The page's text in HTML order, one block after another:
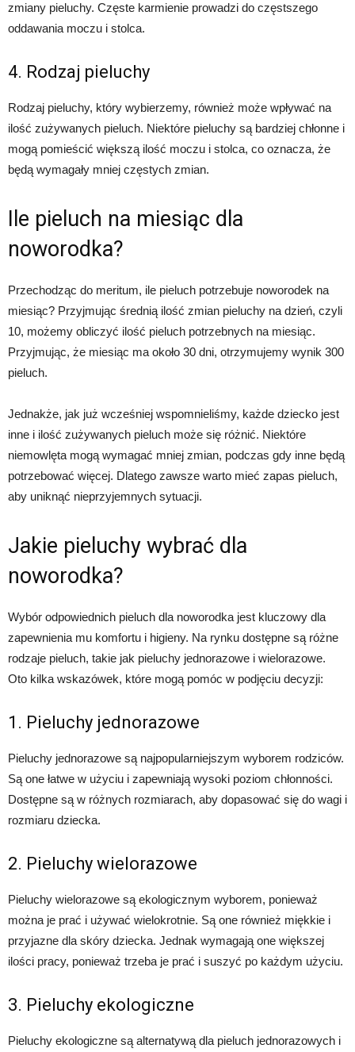
zmiany pieluchy. Częste karmienie prowadzi do częstszego
oddawania moczu i stolca.
4. Rodzaj pieluchy
Rodzaj pieluchy, który wybierzemy, również może wpływać na
ilość zużywanych pieluch. Niektóre pieluchy są bardziej chłonne i
mogą pomieścić większą ilość moczu i stolca, co oznacza, że
będą wymagały mniej częstych zmian.
Ile pieluch na miesiąc dla
noworodka?
Przechodząc do meritum, ile pieluch potrzebuje noworodek na
miesiąc? Przyjmując średnią ilość zmian pieluchy na dzień, czyli
10, możemy obliczyć ilość pieluch potrzebnych na miesiąc.
Przyjmując, że miesiąc ma około 30 dni, otrzymujemy wynik 300
pieluch.
Jednakże, jak już wcześniej wspomnieliśmy, każde dziecko jest
inne i ilość zużywanych pieluch może się różnić. Niektóre
niemowlęta mogą wymagać mniej zmian, podczas gdy inne będą
potrzebować więcej. Dlatego zawsze warto mieć zapas pieluch,
aby uniknąć nieprzyjemnych sytuacji.
Jakie pieluchy wybrać dla
noworodka?
Wybór odpowiednich pieluch dla noworodka jest kluczowy dla
zapewnienia mu komfortu i higieny. Na rynku dostępne są różne
rodzaje pieluch, takie jak pieluchy jednorazowe i wielorazowe.
Oto kilka wskazówek, które mogą pomóc w podjęciu decyzji:
1. Pieluchy jednorazowe
Pieluchy jednorazowe są najpopularniejszym wyborem rodziców.
Są one łatwe w użyciu i zapewniają wysoki poziom chłonności.
Dostępne są w różnych rozmiarach, aby dopasować się do wagi i
rozmiaru dziecka.
2. Pieluchy wielorazowe
Pieluchy wielorazowe są ekologicznym wyborem, ponieważ
można je prać i używać wielokrotnie. Są one również miękkie i
przyjazne dla skóry dziecka. Jednak wymagają one większej
ilości pracy, ponieważ trzeba je prać i suszyć po każdym użyciu.
3. Pieluchy ekologiczne
Pieluchy ekologiczne są alternatywą dla pieluch jednorazowych i